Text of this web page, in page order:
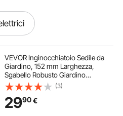
utensili elettrici
affettatrice elettrica 25cm
VEVOR Inginocchiatoio Sedile da
Giardino, 152 mm Larghezza,
Sgabello Robusto Giardino
Pieghevole con 2 Borse per
Attrezzi, Allevia Dolore al Ginocchio
alla Schiena, Panca Giardino
Portatile
(3)
2990€